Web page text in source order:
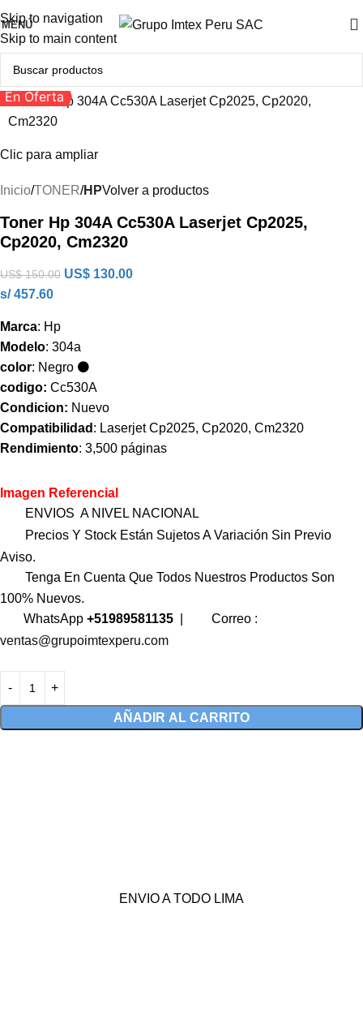
Skip to navigation
Skip to main content
MENÚ
En Oferta
Clic para ampliar
Inicio TONER HPVolver a productos
Toner Hp 304A Cc530A Laserjet Cp2025,
Cp2020, Cm2320
US$150.00 US$ 130.00
s/ 457.60
Marca: Hp
Modelo: 304a
color: Negro ⚫
codigo: Cc530A
Condicion: Nuevo
Compatibilidad : Laserjet Cp2025, Cp2020, Cm2320
Rendimiento: 3,500 páginas
Imagen Referencial
ENVIOS A NIVEL NACIONAL
Precios Y Stock Están Sujetos A Variación Sin Previo
Aviso.
Tenga En Cuenta Que Todos Nuestros Productos Son
100% Nuevos.
WhatsApp +51989581135
Correo :
ventas@grupoimtexperu.com
AÑADIR AL CARRITO
ENVIO A TODO LIMA